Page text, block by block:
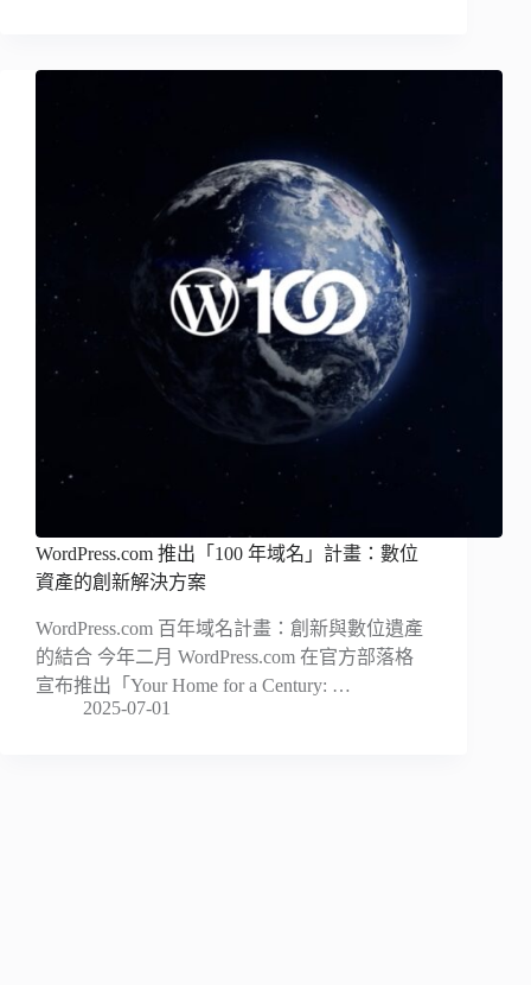
WordPress.com 推出「100 年域名」計畫：數位
資產的創新解決方案
WordPress.com 百年域名計畫：創新與數位遺產
的結合 今年二月 WordPress.com 在官方部落格
宣布推出「Your Home for a Century: …
2025-07-01